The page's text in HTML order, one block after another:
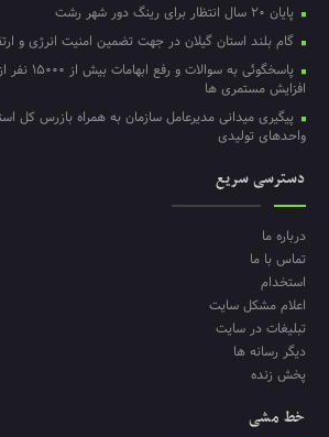
پایان ۲۰ سال انتظار برای رینگ دور شهر رشت
گام بلند استان گیلان در جهت تضمین امنیت انرژی و
پاسخگوئی به
افزایش مستمری ها
پیگیری میدانی مدیرعامل سازمان به همراه بازرس کل
واحدهای تولیدی
دسترسی سریع
درباره ما
تماس با ما
استخدام
اعلام مشکل سایت
تبلیغات در سایت
دیگر رسانه ها
پخش زنده
خط مشی